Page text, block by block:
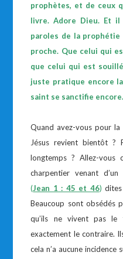
prophètes, et de ceux
livre. Adore Dieu. Et
paroles de la
proche. Que celui qui
que celui qui est
juste pratique encore
saint se sanctifie encore.
Quand avez-vous pour
Jésus revient bientôt ?
longtemps ? Allez-vous
charpentier venant
(Jean 1 : 45 et 46)
Beaucoup sont obsédés
qu’ils ne vivent pas le
exactement le contraire.
cela n’a aucune